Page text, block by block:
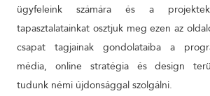
AMIT A MEGBESZÉLÉST KÖVETŐ 5
ELKÉSZÍTÜNK ÉS
NÉV
ügyfeleink számára és a
tapasztalatainkat osztjuk meg ezen az
csapat tagjainak gondolataiba a
média, online stratégia és design
tudunk némi újdonsággal szolgálni.